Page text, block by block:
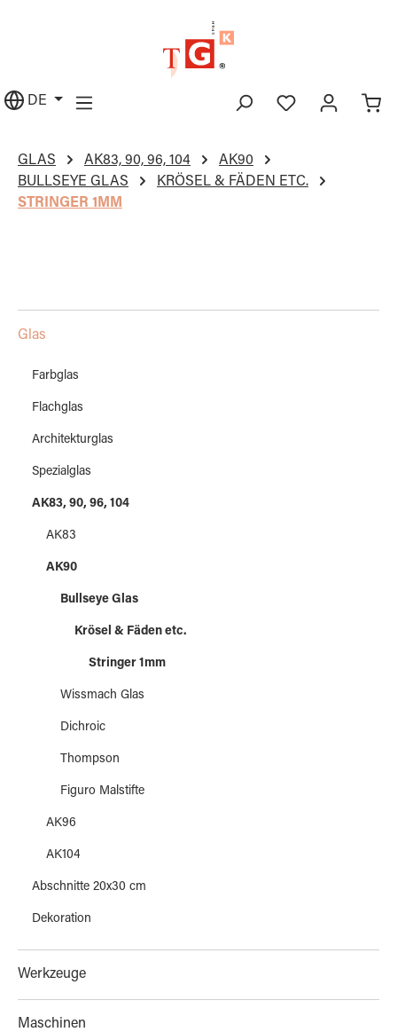
DE
GLAS AK83, 90, 96, 104
AK90
BULLSEYE GLAS
KRÖSEL & FÄDEN ETC.
STRINGER 1MM
Glas
Farbglas
Flachglas
Architekturglas
Spezialglas
AK83, 90, 96, 104
AK83
AK90
Bullseye Glas
Krösel & Fäden etc.
Stringer 1mm
Wissmach Glas
Dichroic
Thompson
Figuro Malstifte
AK96
AK104
Abschnitte 20x30 cm
Dekoration
Werkzeuge
Maschinen